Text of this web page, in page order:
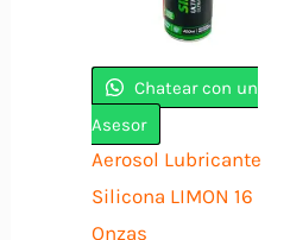
Chatear con un
Asesor
Aerosol Lubricante
Silicona LIMON 16
Onzas